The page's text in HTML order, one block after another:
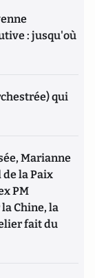
: jusqu'où
qui
Marianne
de la Paix
PM
Chine, la
fait du